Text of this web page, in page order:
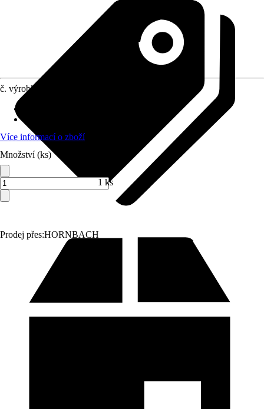
Prodej přes:HORNBACH
č. výrobku
Více informací o zboží
Množství (ks)
1 ks